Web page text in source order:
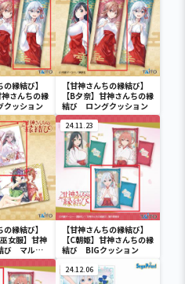
の縁結び】
神さんちの縁
ッション
【甘神さんちの縁結び】
【B夕奈】甘神さんちの縁
結び ロングクッション
の縁結び】
女服】甘神
び マルチ
24.11.23
【甘神さんちの縁結び】
【C朝姫】甘神さんちの縁
結び BIGクッション
24.12.06